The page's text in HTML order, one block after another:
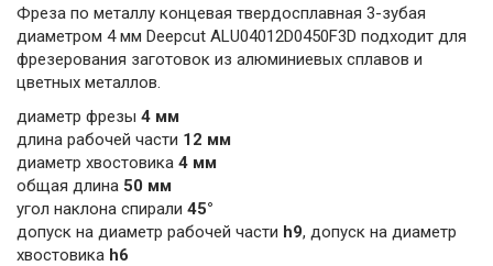
Фреза по металлу концевая твердосплавная 3-зубая
диаметром 4 мм Deepcut ALU04012D0450F3D подходит для
фрезерования заготовок из алюминиевых сплавов и
цветных металлов.
диаметр фрезы 4 мм
длина рабочей части 12 мм
диаметр хвостовика 4 мм
общая длина 50 мм
угол наклона спирали 45°
допуск на диаметр рабочей части h9, допуск на диаметр
хвостовика h6